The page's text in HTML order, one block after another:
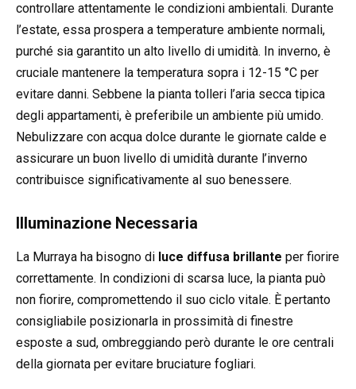
controllare attentamente le condizioni ambientali. Durante
l’estate, essa prospera a temperature ambiente normali,
purché sia garantito un alto livello di umidità. In inverno, è
cruciale mantenere la temperatura sopra i 12-15 °C per
evitare danni. Sebbene la pianta tolleri l’aria secca tipica
degli appartamenti, è preferibile un ambiente più umido.
Nebulizzare con acqua dolce durante le giornate calde e
assicurare un buon livello di umidità durante l’inverno
contribuisce significativamente al suo benessere.
Illuminazione Necessaria
La Murraya ha bisogno di luce diffusa brillante per fiorire
correttamente. In condizioni di scarsa luce, la pianta può
non fiorire, compromettendo il suo ciclo vitale. È pertanto
consigliabile posizionarla in prossimità di finestre
esposte a sud, ombreggiando però durante le ore centrali
della giornata per evitare bruciature fogliari.